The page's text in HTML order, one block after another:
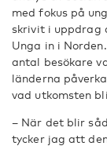
med fokus på
skrivit i uppdrag
Unga in i
antal besökare
länderna
vad utkomsten
– När det blir
tycker jag att